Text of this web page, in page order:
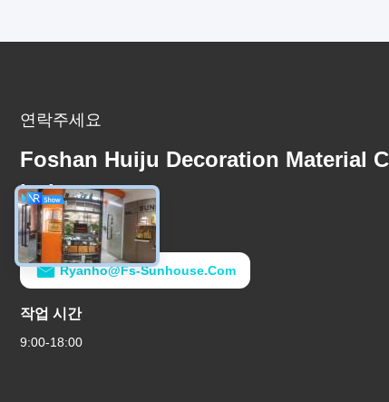
연락주세요
Foshan Huiju Decoration Material
Ltd.
이메일
Ryanho@fs-Sunhouse.com
작업 시간
9:00-18:00